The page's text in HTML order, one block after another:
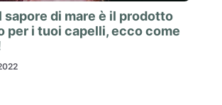
sapore di mare è il prodotto
per i tuoi capelli, ecco come